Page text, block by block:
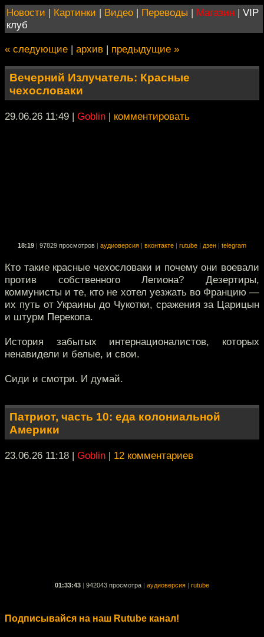
Новости | Картинки | Видео | Переводы | Магазин | VIP
клуб
« следующие | архив | предыдущие »
Вечерний Излучатель: Красные
чехословаки
29.06.26 11:49 | Goblin | комментировать
18:19 97829 просмотров аудиоверсия вконтакте rutube дзен telegram
Кто такие красные чехословаки и почему они воевали
против собственного Легиона? Дезертиры,
коммунисты и те, кто не хотел уезжать во Францию —
их путь от Украины до Чукотки, сражения за Царицын
и штурм Перекопа.
История забытых интернационалистов, которых
ненавидели и белые, и свои.
Сиди и смотри. И думай.
Патриот, часть 10: еда колониальной
Америки
23.06.26 11:18 | Goblin | 12 комментариев
01:33:43 | 942043 просмотра | аудиоверсия | rutube
Подписывайся на наш Rutube канал!